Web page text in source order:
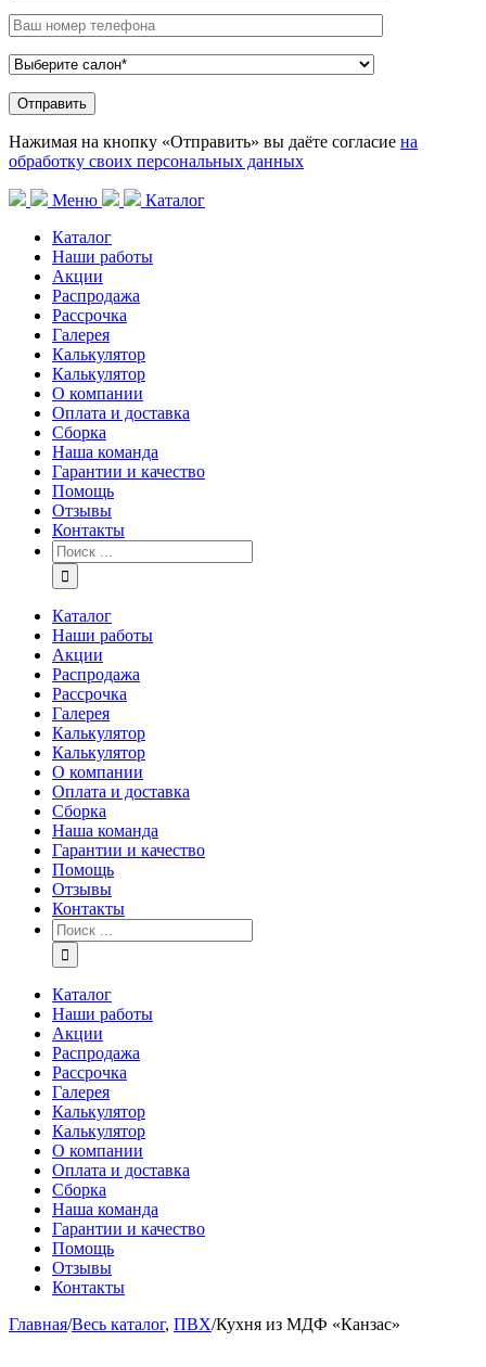
Нажимая на кнопку «Отправить» вы даёте согласие на
обработку своих персональных данных
Меню
Каталог
Каталог
Наши работы
Акции
Распродажа
Рассрочка
Галерея
Калькулятор
Калькулятор
О компании
Оплата и доставка
Сборка
Наша команда
Гарантии и качество
Помощь
Отзывы
Контакты
Каталог
Наши работы
Акции
Распродажа
Рассрочка
Галерея
Калькулятор
Калькулятор
О компании
Оплата и доставка
Сборка
Наша команда
Гарантии и качество
Помощь
Отзывы
Контакты
Каталог
Наши работы
Акции
Распродажа
Рассрочка
Галерея
Калькулятор
Калькулятор
О компании
Оплата и доставка
Сборка
Наша команда
Гарантии и качество
Помощь
Отзывы
Контакты
Главная/Весь каталог, ПВХ/Кухня из МДФ «Канзас»